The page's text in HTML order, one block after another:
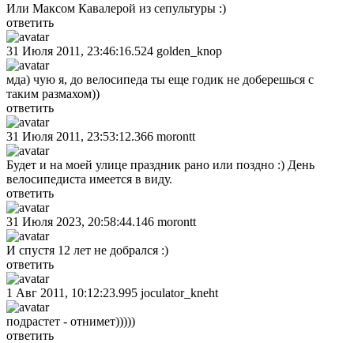
Или Максом Кавалерой из сепультуры :)
ответить
31 Июля 2011, 23:46:16.524 golden_knop
мда) чую я, до велосипеда ты еще годик не доберешься с
таким размахом))
ответить
31 Июля 2011, 23:53:12.366 morontt
Будет и на моей улице праздник рано или поздно :) День
велосипедиста имеется в виду.
ответить
31 Июля 2023, 20:58:44.146 morontt
И спустя 12 лет не добрался :)
ответить
1 Авг 2011, 10:12:23.995 joculator_kneht
подрастет - отнимет)))))
ответить